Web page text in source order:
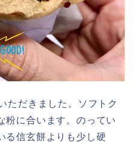
ただきました。ソフトク
粉に合います。のってい
る信玄餅よりも少し硬